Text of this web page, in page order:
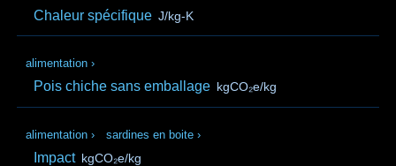
Chaleur spécifique J/kg-K
alimentation ›
Pois chiche sans emballage kgCO₂e/kg
alimentation › sardines en boite ›
Impact kgCO₂e/kg